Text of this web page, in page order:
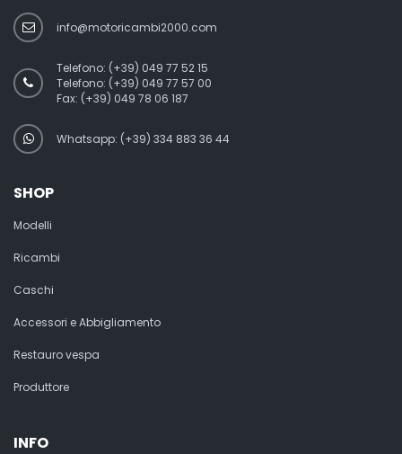
info@motoricambi2000.com
Telefono: (+39) 049 77 52 15
Telefono: (+39) 049 77 57 00
Fax: (+39) 049 78 06 187
Whatsapp: (+39) 334 883 36 44
SHOP
Modelli
Ricambi
Caschi
Accessori e Abbigliamento
Restauro vespa
Produttore
INFO